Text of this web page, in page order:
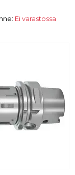
Ei varastossa